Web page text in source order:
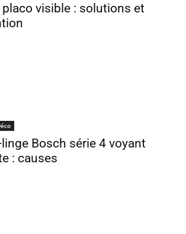
placo visible : solutions et
Bosch série 4 voyant
: causes